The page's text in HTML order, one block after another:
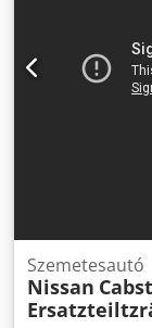
Szemetesautó
Nissan